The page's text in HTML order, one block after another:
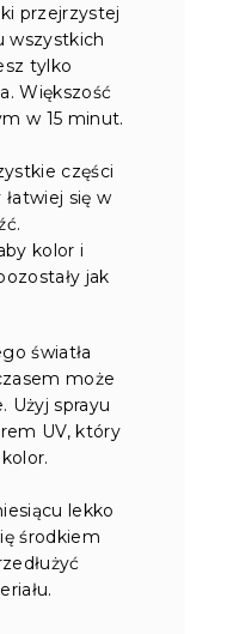
przejrzystej
wszystkich
tylko
Większość
w 15 minut.
części
się w
kolor i
jak
światła
może
Użyj sprayu
UV, który
lekko
środkiem